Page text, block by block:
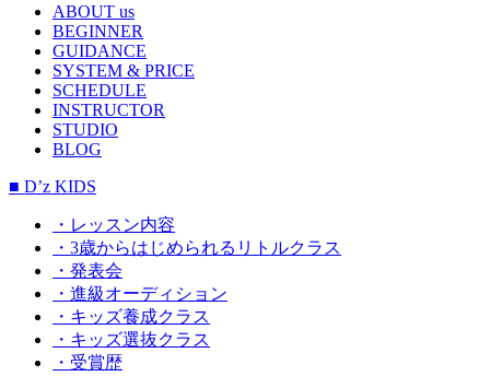
ABOUT us
BEGINNER
GUIDANCE
SYSTEM & PRICE
SCHEDULE
INSTRUCTOR
STUDIO
BLOG
■ D’z KIDS
・レッスン内容
・3歳からはじめられるリトルクラス
・発表会
・進級オーディション
・キッズ養成クラス
・キッズ選抜クラス
・受賞歴